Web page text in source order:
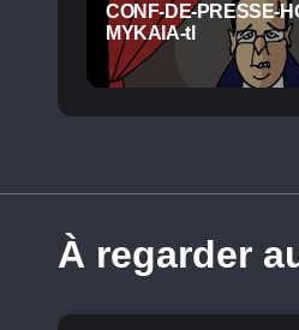
CONF-DE-PRESSE-
MYKAIA-tl
À regarder